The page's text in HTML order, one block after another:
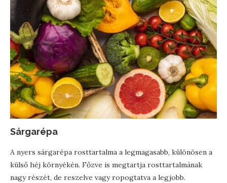
Sárgarépa
A nyers sárgarépa rosttartalma a legmagasabb, különösen a
külső héj környékén. Főzve is megtartja rosttartalmának
nagy részét, de reszelve vagy ropogtatva a legjobb.